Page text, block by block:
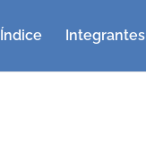
Índice Integrantes